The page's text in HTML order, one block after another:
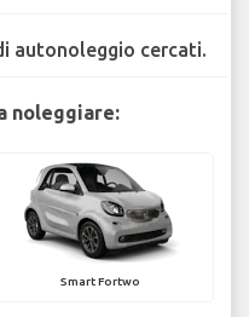
autonoleggio cercati.
noleggiare:
Smart Fortwo